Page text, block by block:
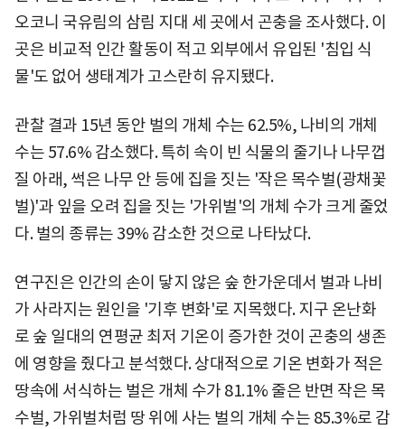
오코니 국유림의 삼림 지대 세 곳에서 곤충을 조사했다. 이
곳은 비교적 인간 활동이 적고 외부에서 유입된 '침입 식
물'도 없어 생태계가 고스란히 유지됐다.
관찰 결과 15년 동안 벌의 개체 수는 62.5%, 나비의 개체
수는 57.6% 감소했다. 특히 속이 빈 식물의 줄기나 나무껍
질 아래, 썩은 나무 안 등에 집을 짓는 '작은 목수벌(광채꽃
벌)'과 잎을 오려 집을 짓는 '가위벌'의 개체 수가 크게 줄었
다. 벌의 종류는 39% 감소한 것으로 나타났다.
연구진은 인간의 손이 닿지 않은 숲 한가운데서 벌과 나비
가 사라지는 원인을 '기후 변화'로 지목했다. 지구 온난화
로 숲 일대의 연평균 최저 기온이 증가한 것이 곤충의 생존
에 영향을 줬다고 분석했다. 상대적으로 기온 변화가 적은
땅속에 서식하는 벌은 개체 수가 81.1% 줄은 반면 작은 목
수벌, 가위벌처럼 땅 위에 사는 벌의 개체 수는 85.3%로 감